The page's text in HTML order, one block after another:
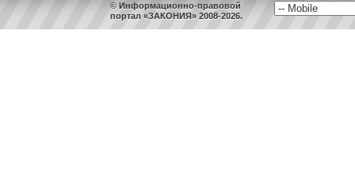
© Информационно-правовой
портал «ЗАКОНИЯ» 2008-2026.